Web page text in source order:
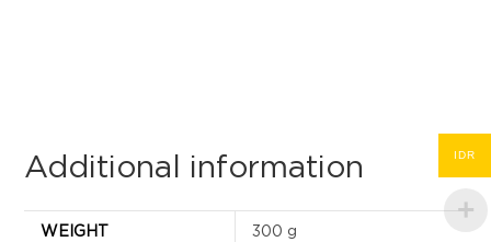
Additional information
WEIGHT 300 g
IDR